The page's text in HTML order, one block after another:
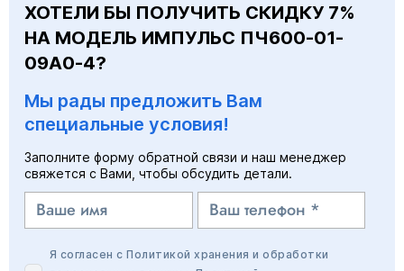
ХОТЕЛИ БЫ ПОЛУЧИТЬ СКИДКУ 7%
НА МОДЕЛЬ ИМПУЛЬС ПЧ600-01-
09А0-4?
Мы рады предложить Вам
специальные условия!
Заполните форму обратной связи и наш менеджер
свяжется с Вами, чтобы обсудить детали.
Я согласен сПолитикой хранения и обработки